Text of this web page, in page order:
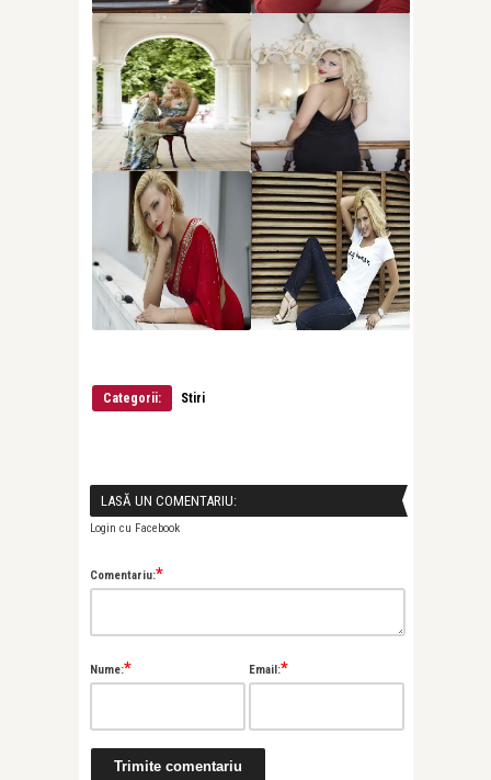
Categorii: Stiri
LASĂ UN COMENTARIU:
Login cu Facebook
Comentariu:*
Nume:* Email:*